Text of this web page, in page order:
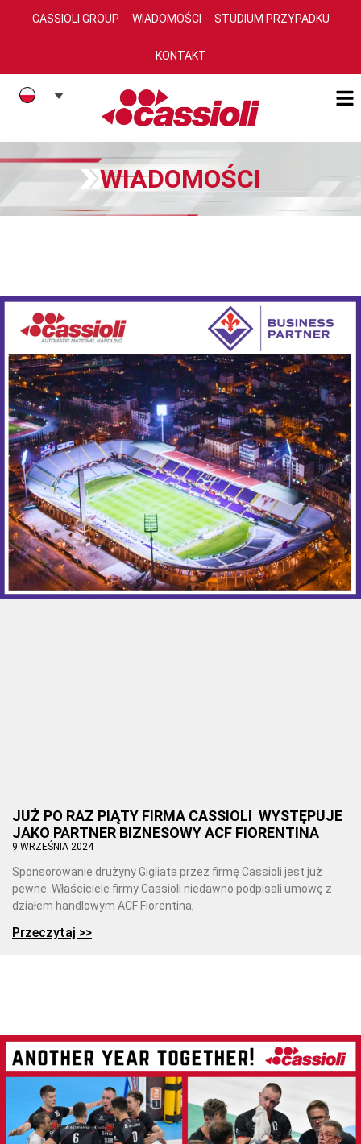
CASSIOLI GROUP WIADOMOŚCI STUDIUM PRZYPADKU
KONTAKT
WIADOMOŚCI
JUŻ PO RAZ PIĄTY FIRMA CASSIOLI WYSTĘPUJE
JAKO PARTNER BIZNESOWY ACF FIORENTINA
9 WRZEŚNIA 2024
Sponsorowanie drużyny Gigliata przez firmę Cassioli jest już
pewne. Właściciele firmy Cassioli niedawno podpisali umowę z
działem handlowym ACF Fiorentina,
Przeczytaj >>